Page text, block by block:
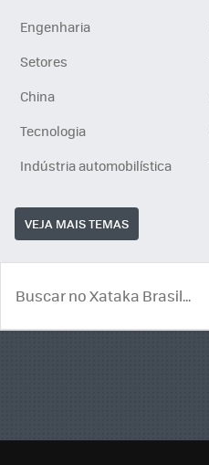
Engenharia
Setores
China
Tecnologia
Indústria automobilística
VEJA MAIS TEMAS